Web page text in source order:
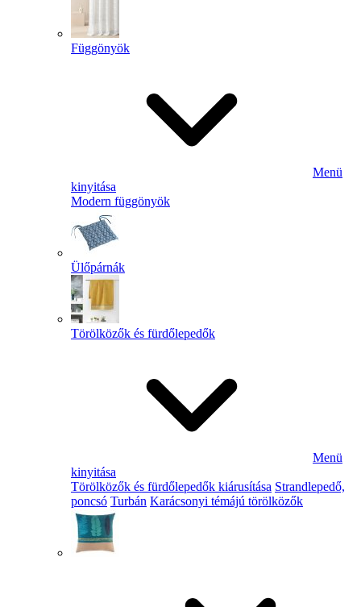
Függönyök
Menü
kinyitása
Modern függönyök
Ülőpárnák
Törölközők és fürdőlepedők
Menü
kinyitása
Törölközők és fürdőlepedők kiárusítása Strandlepedő,
poncsó Turbán Karácsonyi témájú törölközők